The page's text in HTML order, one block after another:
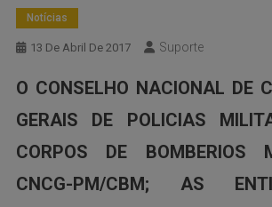
Notícias
13 De Abril De 2017 Suporte
O CONSELHO NACIONAL DE
GERAIS DE POLICIAS
CORPOS DE BOMBERIOS
CNCG-PM/CBM; AS